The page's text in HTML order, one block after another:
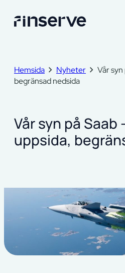
Hemsida Nyheter
Vår syn
begränsad nedsida
Vår syn på Saab
uppsida,